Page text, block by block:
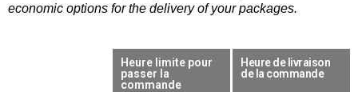
economic options for the delivery of your packages.
Heure limite pour
passer la
commande
Heure de livraison
de la commande